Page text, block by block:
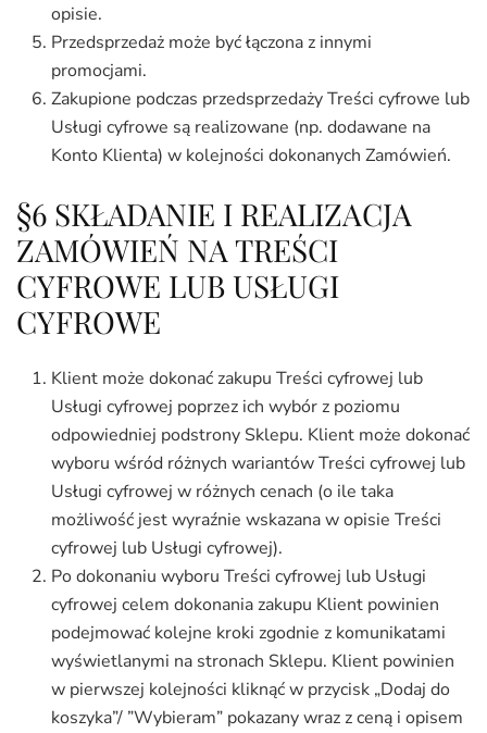
opisie.
Przedsprzedaż może być łączona z innymi
promocjami.
Zakupione podczas przedsprzedaży Treści cyfrowe lub
Usługi cyfrowe są realizowane (np. dodawane na
Konto Klienta) w kolejności dokonanych Zamówień.
§6 SKŁADANIE I REALIZACJA
ZAMÓWIEŃ NA TREŚCI
CYFROWE LUB USŁUGI
CYFROWE
Klient może dokonać zakupu Treści cyfrowej lub
Usługi cyfrowej poprzez ich wybór z poziomu
odpowiedniej podstrony Sklepu. Klient może dokonać
wyboru wśród różnych wariantów Treści cyfrowej lub
Usługi cyfrowej w różnych cenach (o ile taka
możliwość jest wyraźnie wskazana w opisie Treści
cyfrowej lub Usługi cyfrowej).
Po dokonaniu wyboru Treści cyfrowej lub Usługi
cyfrowej celem dokonania zakupu Klient powinien
podejmować kolejne kroki zgodnie z komunikatami
wyświetlanymi na stronach Sklepu. Klient powinien
w pierwszej kolejności kliknąć w przycisk „Dodaj do
koszyka”/ ”Wybieram” pokazany wraz z ceną i opisem